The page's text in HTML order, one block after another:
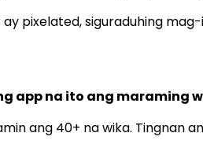
pixelated, siguraduhing
app na ito ang maraming
ang 40+ na wika. Tingnan